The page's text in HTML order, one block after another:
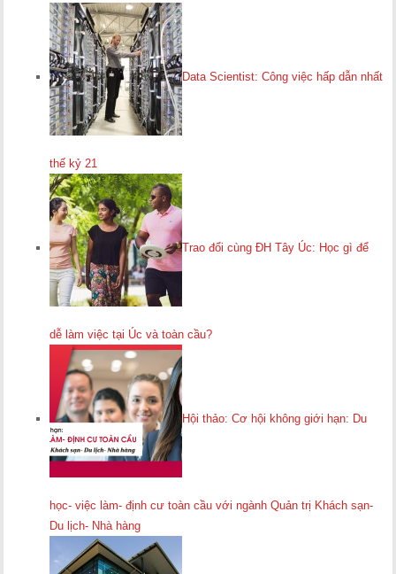
Data Scientist: Công việc hấp dẫn nhất
thế kỷ 21
Trao đổi cùng ĐH Tây Úc: Học gì để
dễ làm việc tại Úc và toàn cầu?
Hội thảo: Cơ hội không giới hạn: Du
học- việc làm- định cư toàn cầu với ngành Quản trị Khách sạn-
Du lịch- Nhà hàng